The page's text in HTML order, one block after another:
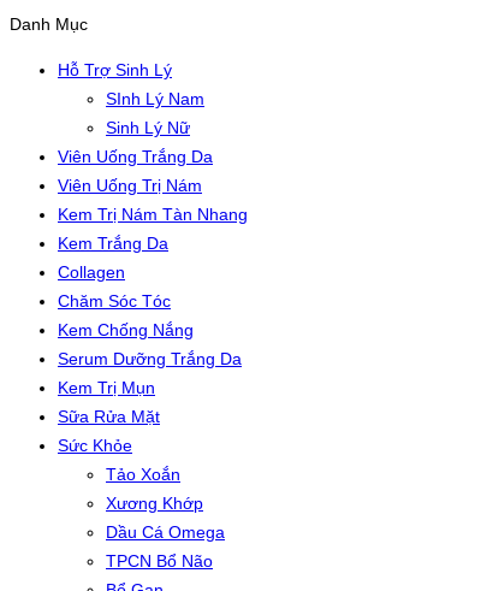
Danh Mục
Hỗ Trợ Sinh Lý
SInh Lý Nam
Sinh Lý Nữ
Viên Uống Trắng Da
Viên Uống Trị Nám
Kem Trị Nám Tàn Nhang
Kem Trắng Da
Collagen
Chăm Sóc Tóc
Kem Chống Nắng
Serum Dưỡng Trắng Da
Kem Trị Mụn
Sữa Rửa Mặt
Sức Khỏe
Tảo Xoắn
Xương Khớp
Dầu Cá Omega
TPCN Bổ Não